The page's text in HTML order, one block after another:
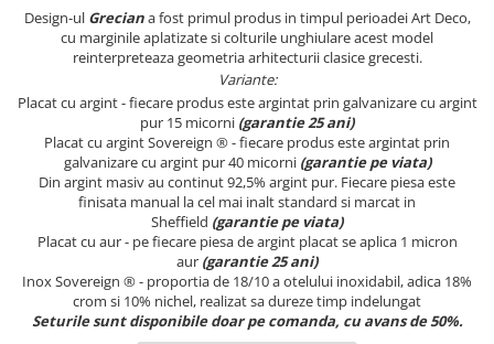
ACCESORII PENTRU MASĂ
SET CEAI &AMP; DESERT
OBIECTE DECORATIVE
VAZE DECORATIVE
PRODUSE PENTRU CURĂŢAT
FRAPIERE
PAHARE SI ACCESORII
SET PENTRU BĂUTURI
TĂVI SI ACCESORII
ACCESORII PENTRU FEMEI
SFEȘNICE
PIP STUDIO
COLECȚII
NEW COUNTRY ROSES PINK
ROSECONFETTI
POLKA ROSE
GEORGIA
PIVOINE
ESMERALDA BLANC, GOLD,
PLATINUM
CHARDONS GOLD, PLATINUM
PORTMEIRION
AZAY CASA
CHINELLI
COLECTII
BOURGOGNE
LUCREZIA
TONDO DONI
ORPHOS
GIULIA
AZAY CASA
VERA WANG
WEDGWOOD
ROYAL DOULTON
GOCCIA
VESTA
FLOWER
TABLE
BABY COLLECTION
ROSE
Design-ul Greciana fost primul produs in timpul perioadei Art Deco,
cu marginile aplatizate si colturile unghiulare acest model
reinterpreteaza geometria arhitecturii clasice grecesti.
Variante:
Placat cu argint - fiecare produs este argintat prin galvanizare cu argint
pur 15 micorni (garantie 25 ani)
Placat cu argint Sovereign ® - fiecare produs este argintat prin
galvanizare cu argint pur 40 micorni (garantie pe viata)
Din argint masiv au continut 92,5% argint pur. Fiecare piesa este
finisata manual la cel mai inalt standard si marcat in
Sheffield (garantie pe viata)
Placat cu aur - pe fiecare piesa de argint placat se aplica 1 micron
aur (garantie 25 ani)
Inox Sovereign ® - proportia de 18/10 a otelului inoxidabil, adica 18%
crom si 10% nichel, realizat sa dureze timp indelungat
Seturile sunt disponibile doar pe comanda, cu avans de 50%.